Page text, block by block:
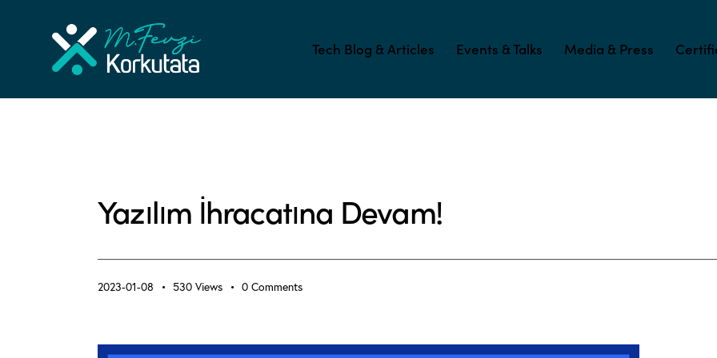
Tech Blog & Articles Events & Talks Media & Press
Yazılım İhracatına Devam!
2023-01-08 530 Views 0 Comments